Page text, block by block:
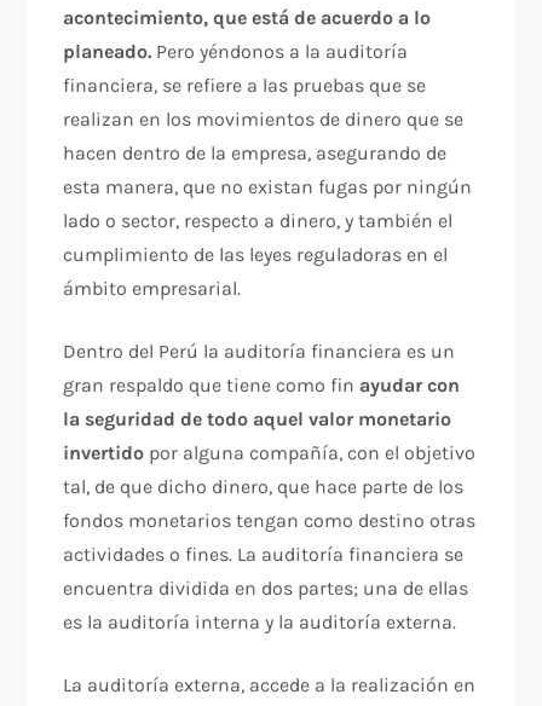
acontecimiento, que está de acuerdo a lo
planeado. Pero yéndonos a la auditoría
financiera, se refiere a las pruebas que se
realizan en los movimientos de dinero que se
hacen dentro de la empresa, asegurando de
esta manera, que no existan fugas por ningún
lado o sector, respecto a dinero, y también el
cumplimiento de las leyes reguladoras en el
ámbito empresarial.
Dentro del Perú la auditoría financiera es un
gran respaldo que tiene como fin ayudar con
la seguridad de todo aquel valor monetario
invertido por alguna compañía, con el objetivo
tal, de que dicho dinero, que hace parte de los
fondos monetarios tengan como destino otras
actividades o fines. La auditoría financiera se
encuentra dividida en dos partes; una de ellas
es la auditoría interna y la auditoría externa.
La auditoría externa, accede a la realización en